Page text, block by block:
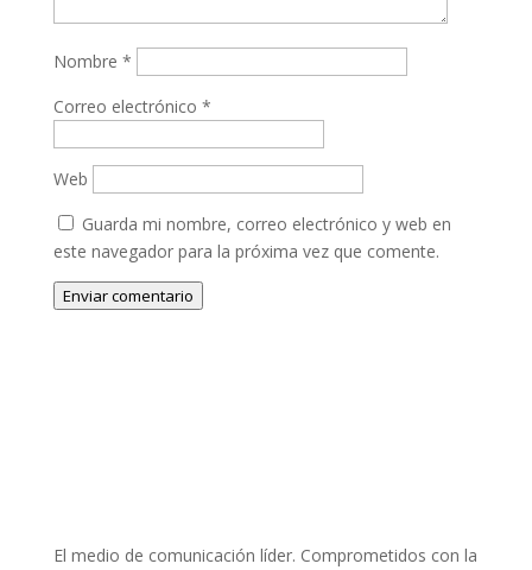
Nombre *
Correo electrónico *
Web
Guarda mi nombre, correo electrónico y web en
este navegador para la próxima vez que comente.
Enviar comentario
El medio de comunicación líder. Comprometidos con la